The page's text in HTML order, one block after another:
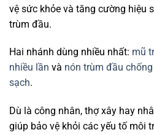
vệ sức khỏe và tăng cường hiệu
trùm đầu.
Hai nhánh dùng nhiều nhất: mũ
nhiều lần và nón trùm đầu
sạch.
Dù là công nhân, thợ xây hay
giúp bảo vệ khỏi các yếu tố môi